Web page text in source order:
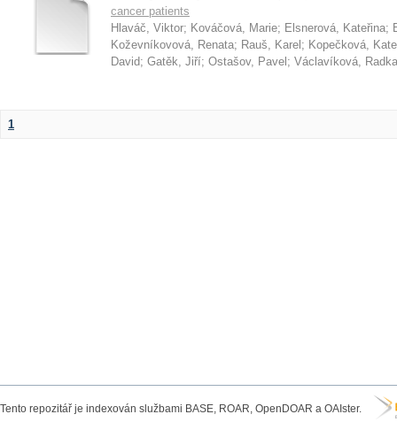
cancer patients
Hlaváč, Viktor; Kováčová, Marie; Elsnerová, Kateřina;
Koževníkovová, Renata; Rauš, Karel ; Kopečková,
David; Gatěk, Jiří; Ostašov, Pavel ; Václavíková, Radka
1
Tento repozitář je indexován službami BASE, ROAR, OpenDOAR a OAIster.